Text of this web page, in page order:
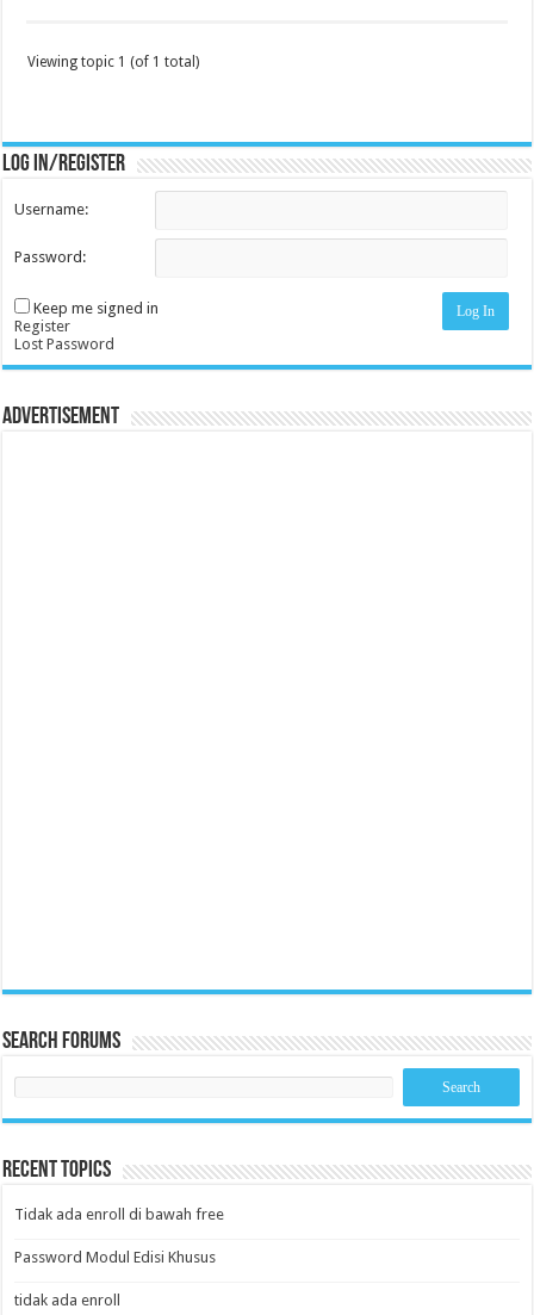
Viewing topic 1 (of 1 total)
Log in/register
Username:
Password:
Keep me signed in Log In
Register
Lost Password
Advertisement
Search Forums
Recent Topics
Tidak ada enroll di bawah free
Password Modul Edisi Khusus
tidak ada enroll